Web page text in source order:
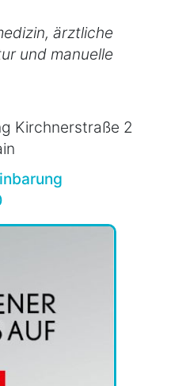
ärztliche
und manuelle
Kirchnerstraße 2